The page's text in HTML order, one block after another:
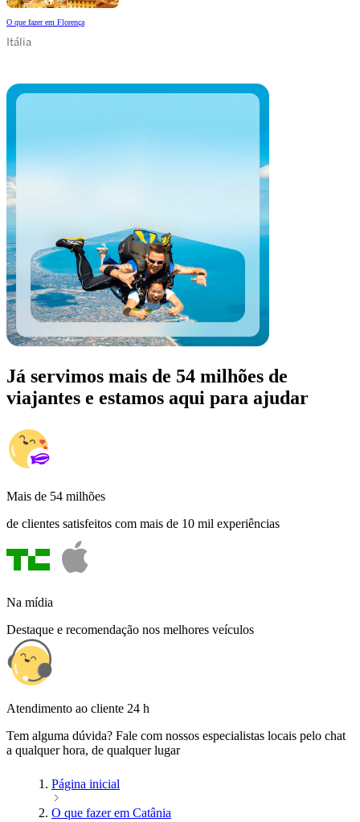
O que fazer em Florença
Itália
Já servimos mais de 54 milhões de
viajantes e estamos aqui para ajudar
Mais de 54 milhões
de clientes satisfeitos com mais de 10 mil experiências
Na mídia
Destaque e recomendação nos melhores veículos
Atendimento ao cliente 24 h
Tem alguma dúvida? Fale com nossos especialistas locais pelo chat
a qualquer hora, de qualquer lugar
Página inicial
O que fazer em Catânia